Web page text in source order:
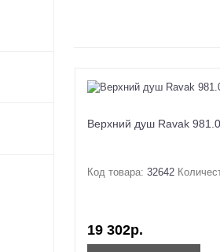
Верхний душ Ravak
Код товара: 32642
19 302р.